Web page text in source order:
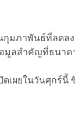
กุมภาพันธ์ที่ลดล
อมูลสำคัญที่ธนาค
เผยในวันศุกร์นี้